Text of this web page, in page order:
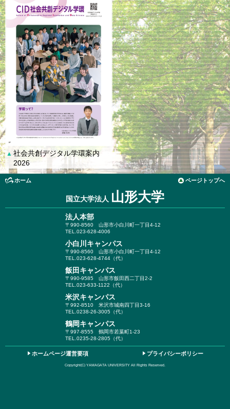
▲ 社会共創デジタル学環案内
2026
ホーム ページトップへ
国立大学法人 山形大学
法人本部
〒990-8560 山形市小白川町一丁目4-12
TEL.023-628-4006
小白川キャンパス
〒990-8560 山形市小白川町一丁目4-12
TEL.023-628-4744（代）
飯田キャンパス
〒990-9585 山形市飯田西二丁目2-2
TEL.023-633-1122（代）
米沢キャンパス
〒992-8510 米沢市城南四丁目3-16
TEL.0238-26-3005（代）
鶴岡キャンパス
〒997-8555 鶴岡市若葉町1-23
TEL.0235-28-2805（代）
ホームページ運営要項 プライバシーポリシー
Copyright(C) YAMAGATA UNIVERSITY All Rights Reserved.